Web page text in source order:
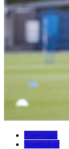
Nagyvilág
Sportudvar